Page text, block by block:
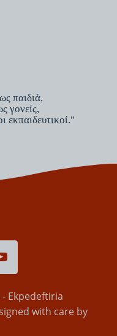
παιδιά,
γονείς,
εκπαιδευτικοί."
Ekpedeftiria
with care by